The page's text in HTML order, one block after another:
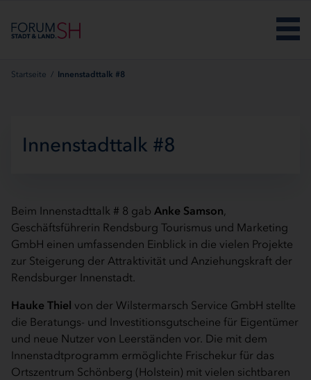
Startseite / Innenstadttalk #8
Innenstadttalk #8
Beim Innenstadttalk # 8 gab Anke Samson
Geschäftsführerin Rendsburg Tourismus und Marketing
GmbH einen umfassenden Einblick in die vielen Projekte
zur Steigerung der Attraktivität und Anziehungskraft der
Rendsburger Innenstadt.
Hauke Thiel von der Wilstermarsch Service GmbH stellte
die Beratungs- und Investitionsgutscheine für Eigentümer
und neue Nutzer von Leerständen vor. Die mit dem
Innenstadtprogramm ermöglichte Frischekur für das
Ortszentrum Schönberg (Holstein) mit vielen sichtbaren